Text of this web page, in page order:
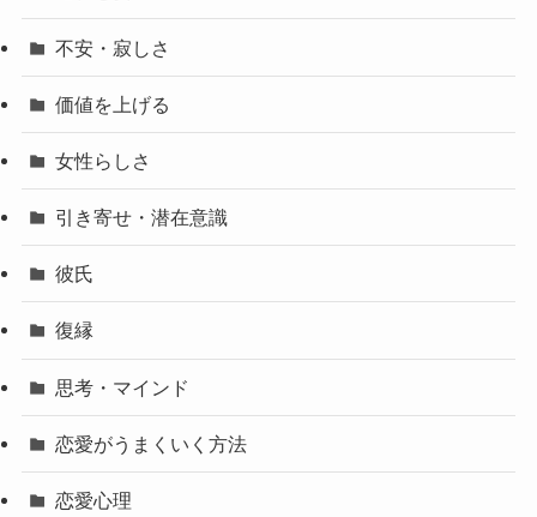
不安・寂しさ
価値を上げる
女性らしさ
引き寄せ・潜在意識
彼氏
復縁
思考・マインド
恋愛がうまくいく方法
恋愛心理